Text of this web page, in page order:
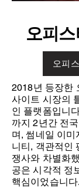
오피
오피
2018년 등장한
사이트 시장의
인 플랫폼입니
까지 2년간 전
며, 썸네일 이미
니티, 객관적인
쟁사와 차별화
공은 시각적 정
핵심이었습니다.